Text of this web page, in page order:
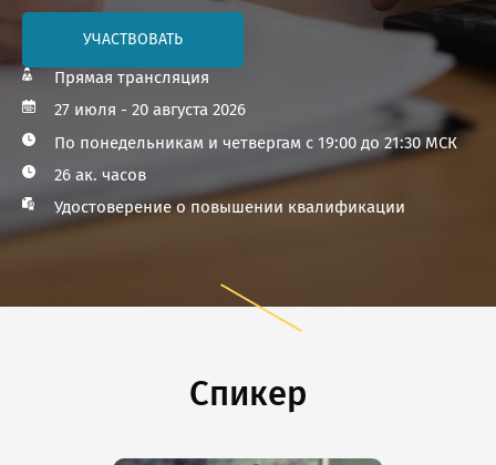
УЧАСТВОВАТЬ
Прямая трансляция
27 июля - 20 августа 2026
По понедельникам и четвергам с 19:00 до 21:30 МСК
26 ак. часов
Удостоверение о повышении квалификации
Спикер